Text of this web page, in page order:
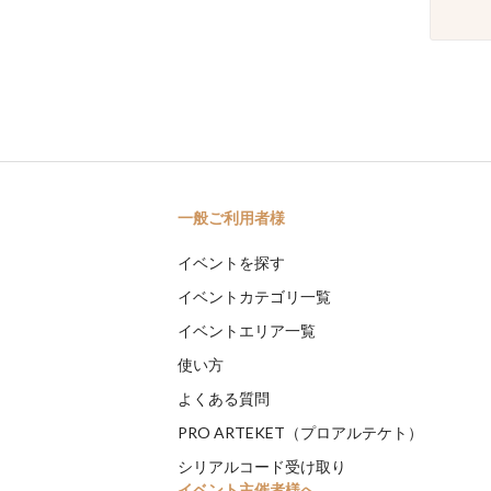
一般ご利用者様
イベントを探す
イベントカテゴリ一覧
イベントエリア一覧
使い方
よくある質問
PRO ARTEKET（プロアルテケト）
シリアルコード受け取り